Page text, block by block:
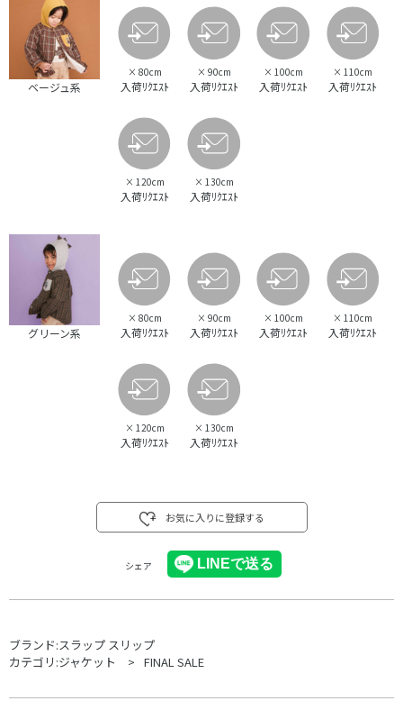
ベージュ系
× 80cm
入荷ﾘｸｴｽﾄ
× 90cm
入荷ﾘｸｴｽﾄ
× 100cm
入荷ﾘｸｴｽﾄ
× 110cm
入荷ﾘｸｴｽﾄ
× 120cm
入荷ﾘｸｴｽﾄ
× 130cm
入荷ﾘｸｴｽﾄ
グリーン系
× 80cm
入荷ﾘｸｴｽﾄ
× 90cm
入荷ﾘｸｴｽﾄ
× 100cm
入荷ﾘｸｴｽﾄ
× 110cm
入荷ﾘｸｴｽﾄ
× 120cm
入荷ﾘｸｴｽﾄ
× 130cm
入荷ﾘｸｴｽﾄ
お気に入りに登録する
シェア
ブランド:スラップ スリップ
カテゴリ:ジャケット FINAL SALE